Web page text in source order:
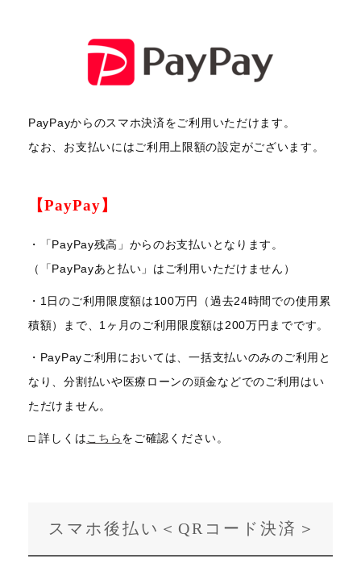
PayPayからのスマホ決済をご利用いただけます。
なお、お支払いにはご利用上限額の設定がございます。
【PayPay】
・「PayPay残高」からのお支払いとなります。
（「PayPayあと払い」はご利用いただけません）
・1日のご利用限度額は100万円（過去24時間での使用累
積額）まで、1ヶ月のご利用限度額は200万円までです。
・PayPayご利用においては、一括支払いのみのご利用と
なり、分割払いや医療ローンの頭金などでのご利用はい
ただけません。
□ 詳しくはこちらをご確認ください。
スマホ後払い＜QRコード決済＞